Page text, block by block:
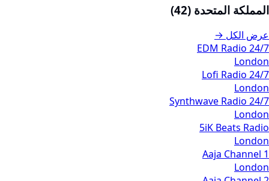
المملكة المتحدة (42)
عرض الكل →
24/7 EDM Radio
London
24/7 Lofi Radio
London
24/7 Synthwave Radio
London
5iK Beats Radio
London
Aaja Channel 1
London